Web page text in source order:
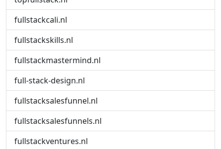
fullstackcali.nl
fullstackskills.nl
fullstackmastermind.nl
full-stack-design.nl
fullstacksalesfunnel.nl
fullstacksalesfunnels.nl
fullstackventures.nl